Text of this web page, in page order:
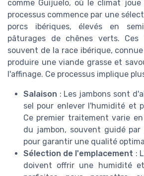
comme Guijuelo, où le climat
processus commence par une
porcs ibériques, élevés en
pâturages de chênes verts. Ces
souvent de la race ibérique,
produire une viande grasse et
l'affinage. Ce processus implique
Salaison : Les jambons sont
sel pour enlever l'humidité et
Ce premier traitement varie
du jambon, souvent guidé par
pour garantir une qualité
Sélection de l'emplacement :
doivent offrir une humidité